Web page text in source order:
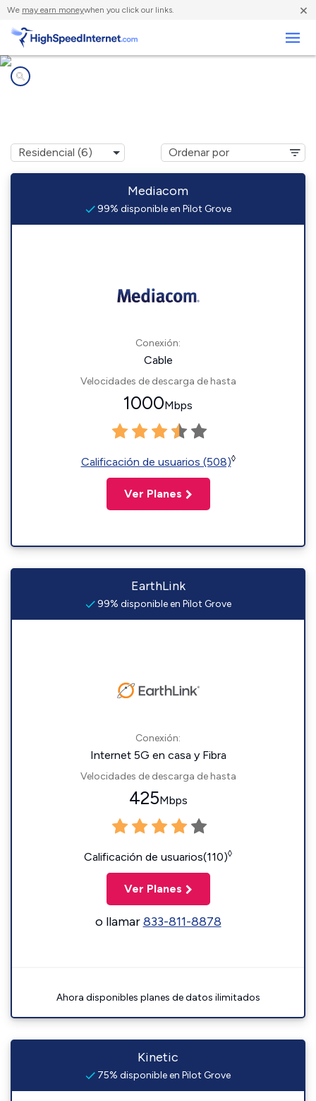
We may earn moneywhen you click our links. ×
Mediacom
99% disponible en Pilot Grove
Conexión:
Cable
Velocidades de descarga de hasta
1000Mbps
Calificación de usuarios (508)◊
Ver Planes
EarthLink
99% disponible en Pilot Grove
Conexión:
Internet 5G en casa y Fibra
Velocidades de descarga de hasta
425Mbps
Calificación de usuarios(110)◊
Ver Planes
o llamar833-811-8878
Ahora disponibles planes de datos ilimitados
Kinetic
75% disponible en Pilot Grove